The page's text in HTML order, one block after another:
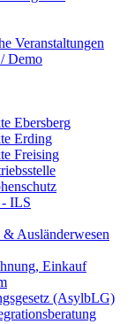
Veranstaltungen
Demo
Ebersberg
Erding
Freising
- ILS
Ausländerwesen
Einkauf
(AsylbLG)